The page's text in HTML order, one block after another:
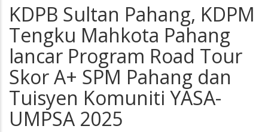
KDPB Sultan Pahang, KDPM
Tengku Mahkota Pahang
lancar Program Road Tour
Skor A+ SPM Pahang dan
Tuisyen Komuniti YASA-
UMPSA 2025